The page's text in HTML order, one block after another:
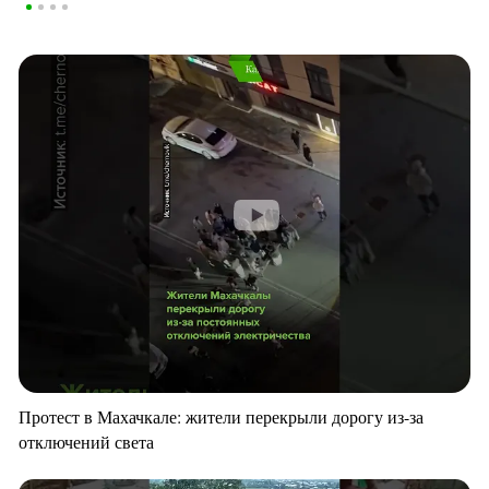
Протест в Махачкале: жители перекрыли дорогу из-за
отключений света